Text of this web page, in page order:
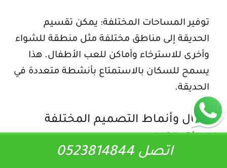
توفير المساحات المختلفة: يمكن تقسيم
الحديقة إلى مناطق مختلفة مثل منطقة للشواء
وأخرى للاسترخاء وأماكن للعب الأطفال. هذا
يسمح للسكان بالاستمتاع بأنشطة متعددة في
الحديقة.
أشكال وأنماط التصميم المختلفة
اتصل 0523814844